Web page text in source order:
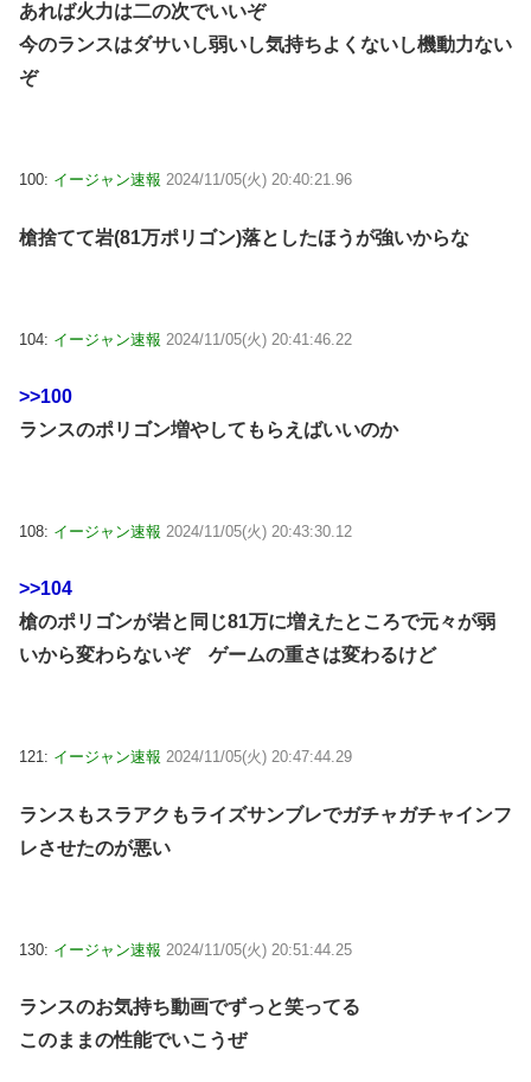
あれば火力は二の次でいいぞ
今のランスはダサいし弱いし気持ちよくないし機動力ない
ぞ
100: イージャン速報 2024/11/05(火) 20:40:21.96
槍捨てて岩(81万ポリゴン)落としたほうが強いからな
104: イージャン速報 2024/11/05(火) 20:41:46.22
>>100
ランスのポリゴン増やしてもらえばいいのか
108: イージャン速報 2024/11/05(火) 20:43:30.12
>>104
槍のポリゴンが岩と同じ81万に増えたところで元々が弱
いから変わらないぞ ゲームの重さは変わるけど
121: イージャン速報 2024/11/05(火) 20:47:44.29
ランスもスラアクもライズサンブレでガチャガチャインフ
レさせたのが悪い
130: イージャン速報 2024/11/05(火) 20:51:44.25
ランスのお気持ち動画でずっと笑ってる
このままの性能でいこうぜ